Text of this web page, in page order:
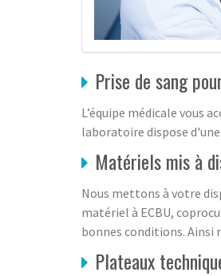
Prise de sang
L’équipe médicale vous
laboratoire dispose
Matériels mis à
Nous mettons à votre
matériel à ECBU,
bonnes conditions. Ainsi
Plateaux